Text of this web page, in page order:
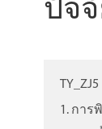
ปัจ
TY_ZJ5
1. การ